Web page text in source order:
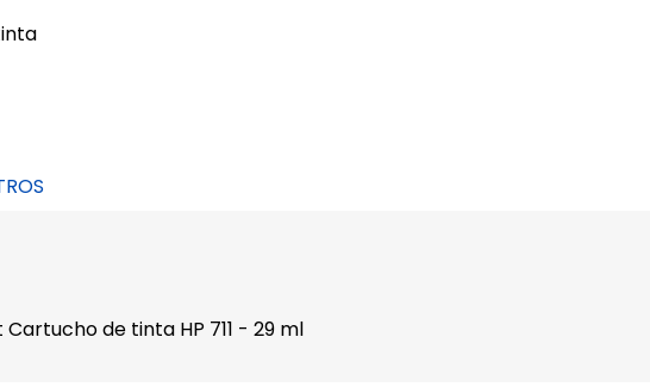
de tinta HP 711 - 29 ml